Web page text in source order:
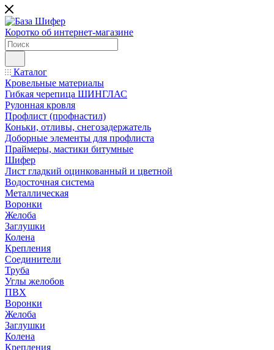
Коротко об интернет-магазине
Каталог
Кровельные материалы
Гибкая черепица ШИНГЛАС
Рулонная кровля
Профлист (профнастил)
Коньки, отливы, снегозадержатель
Доборные элементы для профлиста
Праймеры, мастики битумные
Шифер
Лист гладкий оцинкованный и цветной
Водосточная система
Металлическая
Воронки
Желоба
Заглушки
Колена
Крепления
Соединители
Труба
Углы желобов
ПВХ
Воронки
Желоба
Заглушки
Колена
Крепления